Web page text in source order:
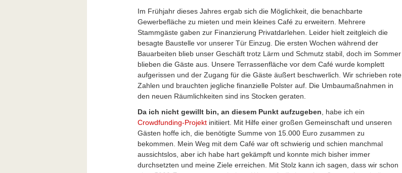
Im Frühjahr dieses Jahres ergab sich die Möglichkeit, die benachbarte
Gewerbefläche zu mieten und mein kleines Café zu erweitern. Mehrere
Stammgäste gaben zur Finanzierung Privatdarlehen. Leider hielt zeitgleich die
besagte Baustelle vor unserer Tür Einzug. Die ersten Wochen während der
Bauarbeiten blieb unser Geschäft trotz Lärm und Schmutz stabil, doch im Sommer
blieben die Gäste aus. Unsere Terrassenfläche vor dem Café wurde komplett
aufgerissen und der Zugang für die Gäste äußert beschwerlich. Wir schrieben rote
Zahlen und brauchten jegliche finanzielle Polster auf. Die Umbaumaßnahmen in
den neuen Räumlichkeiten sind ins Stocken geraten.
Da ich nicht gewillt bin, an diesem Punkt aufzugeben , habe ich ein
Crowdfunding-Projekt initiiert. Mit Hilfe einer großen Gemeinschaft und unseren
Gästen hoffe ich, die benötigte Summe von 15.000 Euro zusammen zu
bekommen. Mein Weg mit dem Café war oft schwierig und schien manchmal
aussichtslos, aber ich habe hart gekämpft und konnte mich bisher immer
durchsetzten und meine Ziele erreichen. Mit Stolz kann ich sagen, dass wir schon